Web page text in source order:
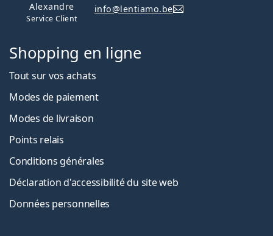
Alexandre
Service Client
info@lentiamo.be
Shopping en ligne
Tout sur vos achats
Modes de paiement
Modes de livraison
Points relais
Conditions générales
Déclaration d'accessibilité du site web
Données personnelles